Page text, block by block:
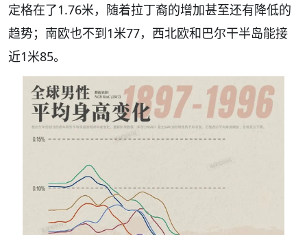
定格在了1.76米，随着拉丁裔的增加甚至还有降低的
趋势；南欧也不到1米77，西北欧和巴尔干半岛能接
近1米85。